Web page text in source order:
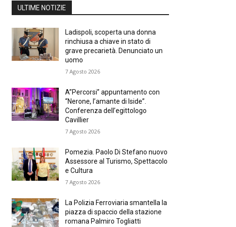
ULTIME NOTIZIE
Ladispoli, scoperta una donna
rinchiusa a chiave in stato di
grave precarietà. Denunciato un
uomo
7 Agosto 2026
A”Percorsi” appuntamento con
“Nerone, l’amante di Iside”.
Conferenza dell’egittologo
Cavillier
7 Agosto 2026
Pomezia. Paolo Di Stefano nuovo
Assessore al Turismo, Spettacolo
e Cultura
7 Agosto 2026
La Polizia Ferroviaria smantella la
piazza di spaccio della stazione
romana Palmiro Togliatti